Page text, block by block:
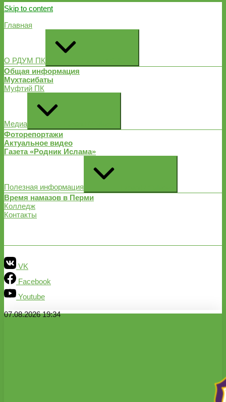
Skip to content
Главная
О РДУМ ПК
Общая информация
Мухтасибаты
Муфтий ПК
Медиа
Фоторепортажи
Актуальное видео
Газета «Родник Ислама»
Полезная информация
Время намазов в Перми
Колледж
Контакты
VK
Facebook
Youtube
07.08.2026 19:34